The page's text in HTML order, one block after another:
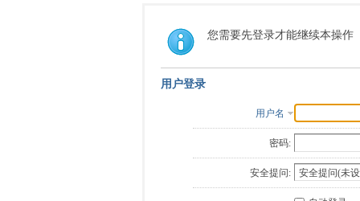
您需要先登录才能继续本操作
用户登录
用户名
密码:
安全提问: